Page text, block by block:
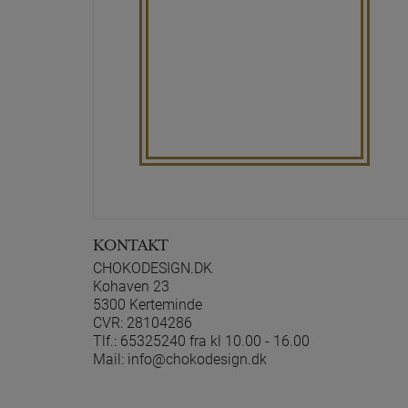
KONTAKT
CHOKODESIGN.DK
Kohaven 23
5300 Kerteminde
CVR: 28104286
Tlf.: 65325240 fra kl 10.00 - 16.00
Mail: info@chokodesign.dk